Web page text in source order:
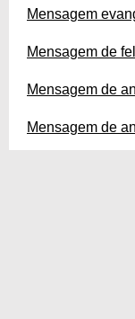
Mensagem
Mensagem de
Mensagem de
Mensagem de